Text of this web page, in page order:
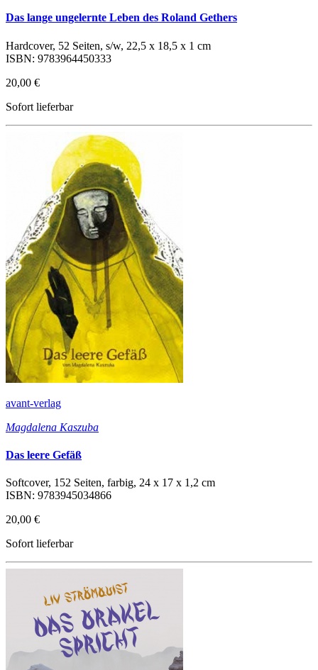
Das lange ungelernte Leben des Roland Gethers
Hardcover, 52 Seiten, s/w, 22,5 x 18,5 x 1 cm
ISBN: 9783964450333
20,00 €
Sofort lieferbar
avant-verlag
Magdalena Kaszuba
Das leere Gefäß
Softcover, 152 Seiten, farbig, 24 x 17 x 1,2 cm
ISBN: 9783945034866
20,00 €
Sofort lieferbar